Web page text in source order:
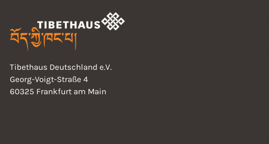
Tibethaus Deutschland e.V.
Georg-Voigt-Straße 4
60325 Frankfurt am Main